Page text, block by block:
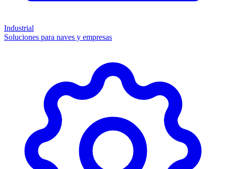
Industrial
Soluciones para naves y empresas